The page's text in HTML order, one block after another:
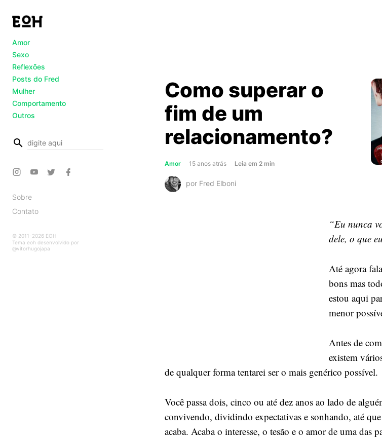
Amor
Sexo
Reflexões
Posts do Fred
Mulher
Comportamento
Outros
busca
Sobre
Contato
© 2011-2026 EOH
Tema eoh desenvolvido por
@vitorhugojapa
Como superar o
fim de um
relacionamento?
Amor 15 anos atrás Leiaabout
em2 min
por Fred Elboni
“Eu nunca
dele, o que
Até agora
bons mas
estou aqui
menor
Antes de
existem
de qualquer forma tentarei ser o mais genérico possível.
Você passa dois, cinco ou até dez anos ao lado de
convivendo, dividindo expectativas e sonhando, até
acaba. Acaba o interesse, o tesão e o amor de uma das